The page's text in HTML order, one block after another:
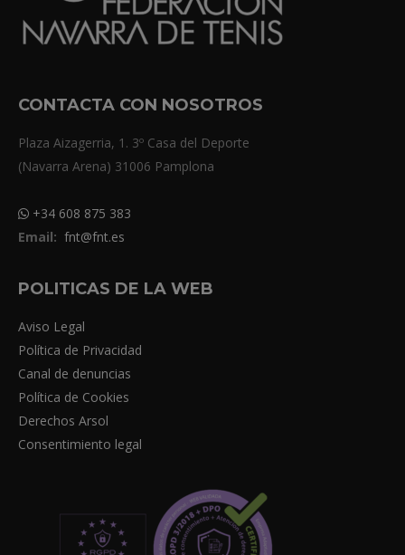
CONTACTA CON NOSOTROS
Plaza Aizagerria, 1. 3º Casa del Deporte
(Navarra Arena) 31006 Pamplona
+34 608 875 383
Email: fnt@fnt.es
POLITICAS DE LA WEB
Aviso Legal
Política de Privacidad
Canal de denuncias
Política de Cookies
Derechos Arsol
Consentimiento legal